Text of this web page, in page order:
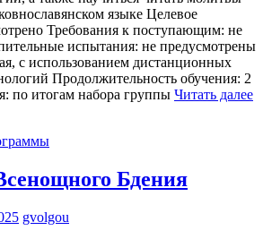
языке Целевое
Требования к поступающим: не
испытания: не предусмотрены
с использованием дистанционных
Продолжительность обучения: 2
по итогам набора группы Читать далее
Бдения
gvolgou